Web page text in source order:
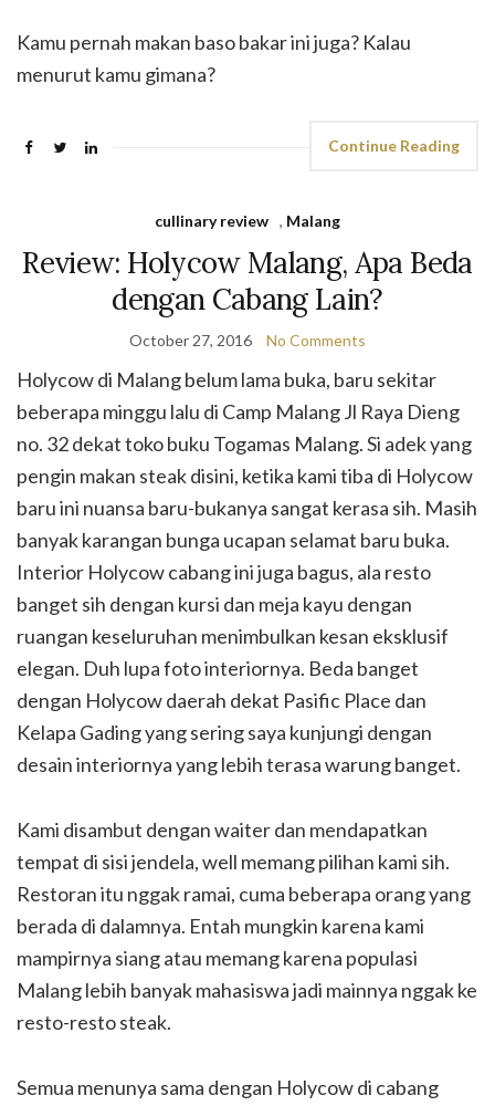
Kamu pernah makan baso bakar ini juga? Kalau
menurut kamu gimana?
Continue Reading
cullinary review , Malang
Review: Holycow Malang, Apa Beda
dengan Cabang Lain?
October 27, 2016 No Comments
Holycow di Malang belum lama buka, baru sekitar
beberapa minggu lalu di Camp Malang Jl Raya Dieng
no. 32 dekat toko buku Togamas Malang. Si adek yang
pengin makan steak disini, ketika kami tiba di Holycow
baru ini nuansa baru-bukanya sangat kerasa sih. Masih
banyak karangan bunga ucapan selamat baru buka.
Interior Holycow cabang ini juga bagus, ala resto
banget sih dengan kursi dan meja kayu dengan
ruangan keseluruhan menimbulkan kesan eksklusif
elegan. Duh lupa foto interiornya. Beda banget
dengan Holycow daerah dekat Pasific Place dan
Kelapa Gading yang sering saya kunjungi dengan
desain interiornya yang lebih terasa warung banget.
Kami disambut dengan waiter dan mendapatkan
tempat di sisi jendela, well memang pilihan kami sih.
Restoran itu nggak ramai, cuma beberapa orang yang
berada di dalamnya. Entah mungkin karena kami
mampirnya siang atau memang karena populasi
Malang lebih banyak mahasiswa jadi mainnya nggak ke
resto-resto steak.
Semua menunya sama dengan Holycow di cabang